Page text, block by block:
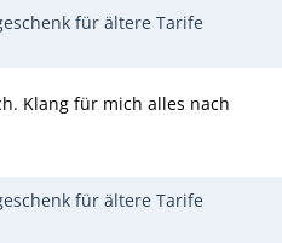
für ältere Tarife
Klang für mich alles nach
für ältere Tarife